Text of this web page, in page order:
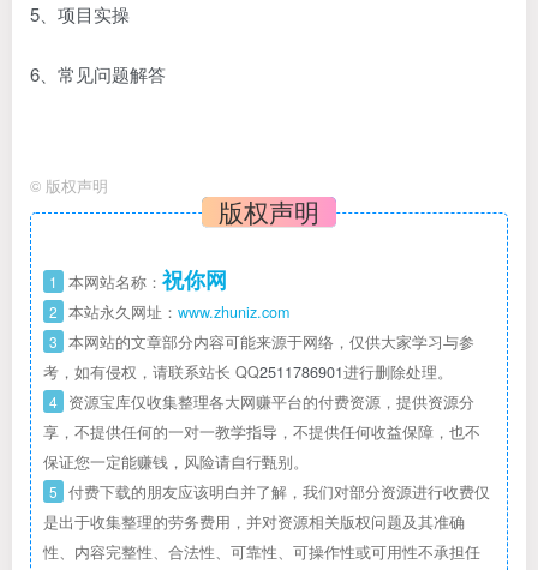
5、项目实操
6、常见问题解答
© 版权声明
版权声明
1 本网站名称： 祝你网
2 本站永久网址： www.zhuniz.com
3 本网站的文章部分内容可能来源于网络，仅供大家学习与参
考，如有侵权，请联系站长 QQ2511786901进行删除处理。
4 资源宝库仅收集整理各大网赚平台的付费资源，提供资源分
享，不提供任何的一对一教学指导，不提供任何收益保障，也不
保证您一定能赚钱，风险请自行甄别。
5 付费下载的朋友应该明白并了解，我们对部分资源进行收费仅
是出于收集整理的劳务费用，并对资源相关版权问题及其准确
性、内容完整性、合法性、可靠性、可操作性或可用性不承担任